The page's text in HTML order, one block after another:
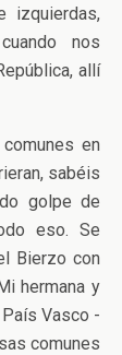
izquierdas,
nos
allí
en
sabéis
golpe de
eso. Se
Bierzo con
hermana y
Vasco -
comunes